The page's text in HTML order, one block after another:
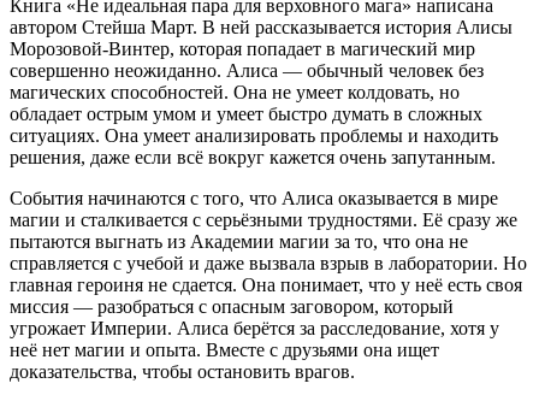
Книга «Не идеальная пара для верховного мага» написана
автором Стейша Март. В ней рассказывается история Алисы
Морозовой-Винтер, которая попадает в магический мир
совершенно неожиданно. Алиса — обычный человек без
магических способностей. Она не умеет колдовать, но
обладает острым умом и умеет быстро думать в сложных
ситуациях. Она умеет анализировать проблемы и находить
решения, даже если всё вокруг кажется очень запутанным.
События начинаются с того, что Алиса оказывается в мире
магии и сталкивается с серьёзными трудностями. Её сразу же
пытаются выгнать из Академии магии за то, что она не
справляется с учебой и даже вызвала взрыв в лаборатории. Но
главная героиня не сдается. Она понимает, что у неё есть своя
миссия — разобраться с опасным заговором, который
угрожает Империи. Алиса берётся за расследование, хотя у
неё нет магии и опыта. Вместе с друзьями она ищет
доказательства, чтобы остановить врагов.